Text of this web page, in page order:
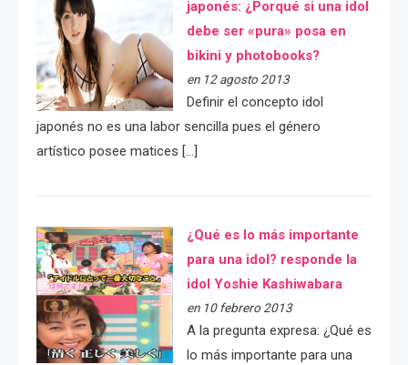
japonés: ¿Porqué si una idol
debe ser «pura» posa en
bikini y photobooks?
en 12 agosto 2013
Definir el concepto idol
japonés no es una labor sencilla pues el género
artístico posee matices […]
¿Qué es lo más importante
para una idol? responde la
idol Yoshie Kashiwabara
en 10 febrero 2013
A la pregunta expresa: ¿Qué es
lo más importante para una